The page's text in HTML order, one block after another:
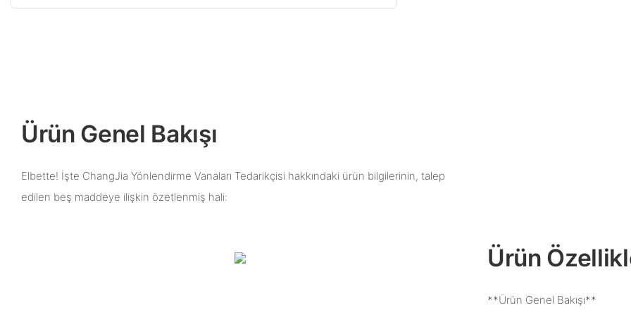
Ürün Genel Bakışı
Elbette! İşte ChangJia Yönlendirme Vanaları Tedarikçisi hakkındaki ürün bilgilerinin, talep
edilen beş maddeye ilişkin özetlenmiş hali:
Ürün
**Ürün Genel Bakışı**